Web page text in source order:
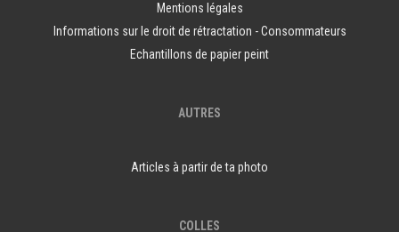
Mentions légales
Informations sur le droit de rétractation - Consommateurs
Echantillons de papier peint
AUTRES
Articles à partir de ta photo
COLLES